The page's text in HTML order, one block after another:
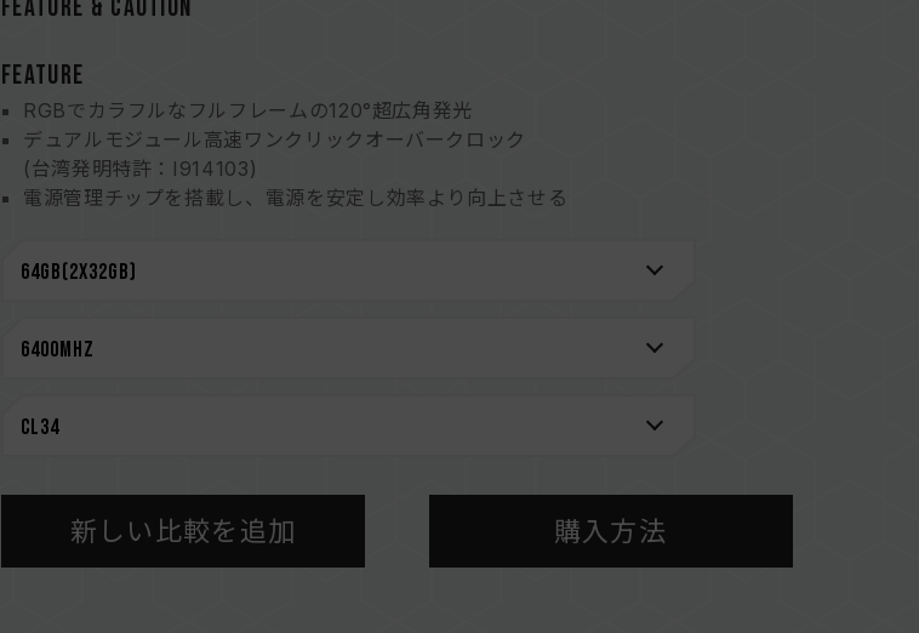
FEATURE & CAUTION
FEATURE
RGBでカラフルなフルフレームの120°超広角発光
デュアルモジュール高速ワンクリックオーバークロック
(台湾発明特許：I914103)
電源管理チップを搭載し、電源を安定し効率より向上させる
オンダイECC機能を内蔵され、システムの安定性を高めます
高品質のICを厳選して、安定性と信頼性をもたらす
台湾の実用新案 (特許番号: M640994)
（米国発明特許: US12111715B2）
CAUTION
互換性のあるプラットフォームの詳細情報は、「 互換性チェック 」ページにてご確認くだ
新しい比較を追加 購入方法